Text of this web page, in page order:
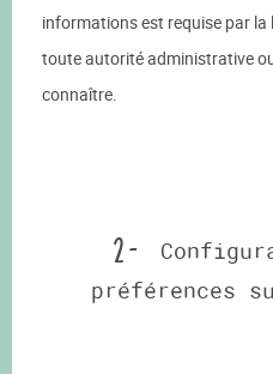
informations est requise par
toute autorité administrative
connaître.
2 -
préférences